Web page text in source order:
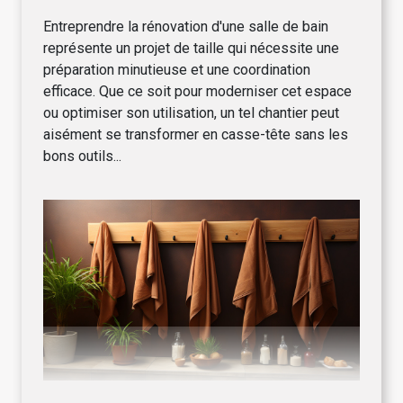
Entreprendre la rénovation d'une salle de bain
représente un projet de taille qui nécessite une
préparation minutieuse et une coordination
efficace. Que ce soit pour moderniser cet espace
ou optimiser son utilisation, un tel chantier peut
aisément se transformer en casse-tête sans les
bons outils...